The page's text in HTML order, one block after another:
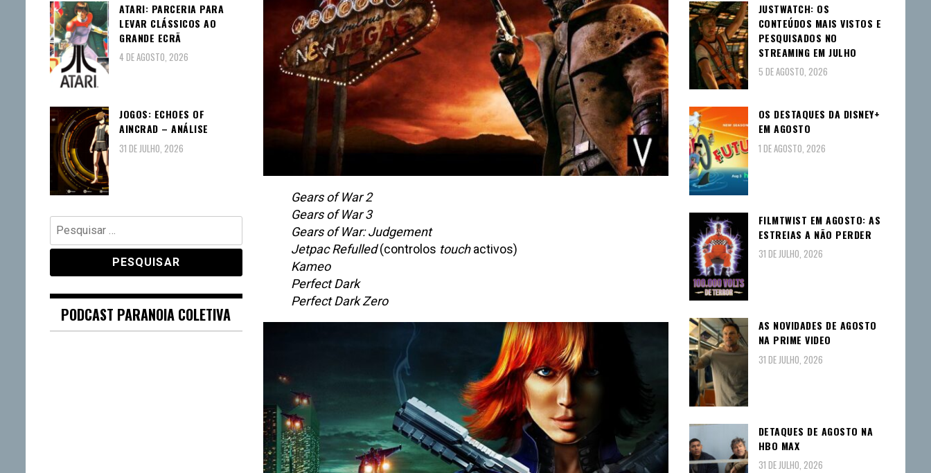
Gears of War 2
Gears of War 3
Gears of War: Judgement
Jetpac Refulled(controlos touchactivos)
Kameo
Perfect Dark
Perfect Dark Zero
ATARI: PARCERIA PARA
LEVAR CLÁSSICOS AO
GRANDE ECRÃ
4 DE AGOSTO, 2026
JOGOS: ECHOES OF
AINCRAD – ANÁLISE
31 DE JULHO, 2026
Pesquisar
por:
PODCAST PARANOIA COLETIVA
JUSTWATCH: OS
CONTEÚDOS MAIS VISTOS E
PESQUISADOS NO
STREAMING EM JULHO
5 DE AGOSTO, 2026
OS DESTAQUES DA DISNEY+
EM AGOSTO
1 DE AGOSTO, 2026
FILMTWIST EM AGOSTO: AS
ESTREIAS A NÃO PERDER
31 DE JULHO, 2026
AS NOVIDADES DE AGOSTO
NA PRIME VIDEO
31 DE JULHO, 2026
DETAQUES DE AGOSTO NA
HBO MAX
31 DE JULHO, 2026